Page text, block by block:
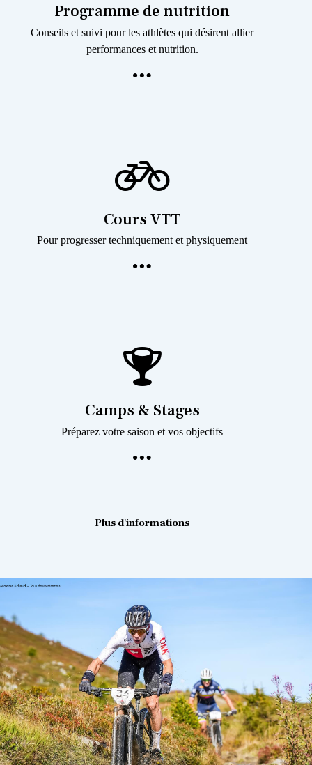
Programme de nutrition
Conseils et suivi pour les athlètes qui désirent allier
performances et nutrition.
Cours VTT
Pour progresser techniquement et physiquement
Camps & Stages
Préparez votre saison et vos objectifs
Plus d'informations